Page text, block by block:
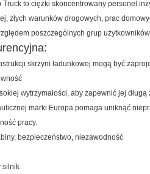
Truck to ciężki skoncentrowany personel
złych warunków drogowych, prac
poszczególnych grup
skrzyni ładunkowej mogą być
wytrzymałości, aby zapewnić jej długą
marki Europa pomaga uniknąć
pracy.
bezpieczeństwo, niezawodność
silnik